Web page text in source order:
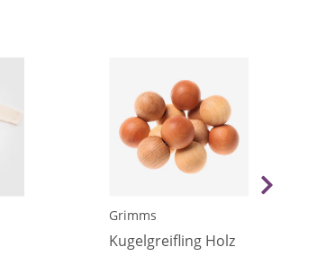
Grimms
Kugelgreifling Holz